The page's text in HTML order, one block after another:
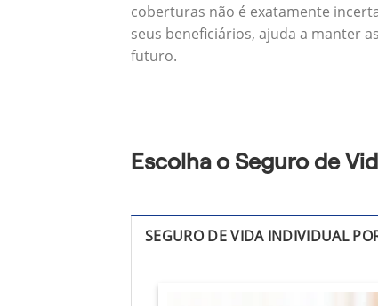
coberturas não é exatamente
seus beneficiários, ajuda a manter
futuro.
Escolha o Seguro de
SEGURO DE VIDA INDIVIDUAL